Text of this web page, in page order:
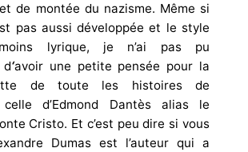
de montée du nazisme. Même si
pas aussi développée et le style
moins lyrique, je n’ai pas pu
d‘avoir une petite pensée pour la
de toute les histoires de
celle d’Edmond Dantès alias le
Cristo. Et c’est peu dire si vous
Dumas est l’auteur qui a